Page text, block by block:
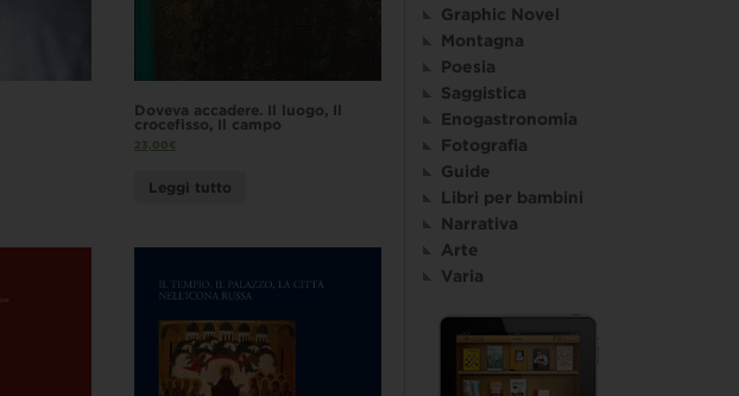
Doveva accadere. Il luogo, Il
crocefisso, Il campo
23,00€
Leggi tutto
Graphic Novel
Montagna
Poesia
Saggistica
Enogastronomia
Fotografia
Guide
Libri per bambini
Narrativa
Arte
Varia